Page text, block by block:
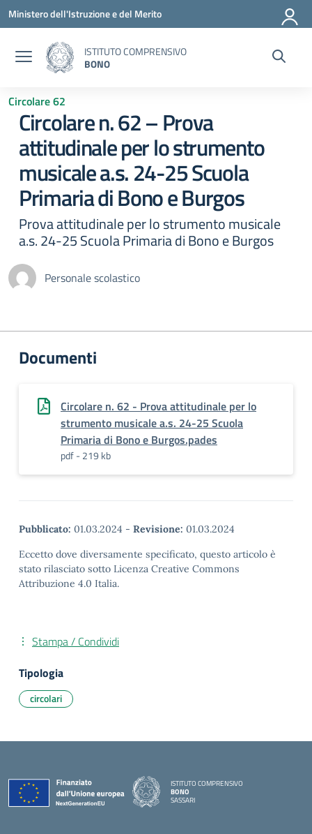
Vai ai contenuti
Vai al menu di navigazione
Vai al footer
Ministero dell'Istruzione e del Merito
ISTITUTO COMPRENSIVO
BONO
Circolare 62
Circolare n. 62 – Prova
attitudinale per lo strumento
musicale a.s. 24-25 Scuola
Primaria di Bono e Burgos
Prova attitudinale per lo strumento musicale
a.s. 24-25 Scuola Primaria di Bono e Burgos
Personale scolastico
Documenti
Circolare n. 62 - Prova attitudinale per lo
strumento musicale a.s. 24-25 Scuola
Primaria di Bono e Burgos.pades
pdf - 219 kb
Pubblicato: 01.03.2024 - Revisione: 01.03.2024
Eccetto dove diversamente specificato, questo articolo è
stato rilasciato sotto Licenza Creative Commons
Attribuzione 4.0 Italia.
Stampa / Condividi
Tipologia
circolari
ISTITUTO COMPRENSIVO
BONO
SASSARI